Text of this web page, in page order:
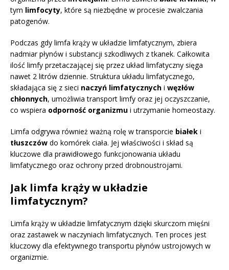
tym limfocyty, które są niezbędne w procesie zwalczania
patogenów.
Podczas gdy limfa krąży w układzie limfatycznym, zbiera
nadmiar płynów i substancji szkodliwych z tkanek. Całkowita
ilość limfy przetaczającej się przez układ limfatyczny sięga
nawet 2 litrów dziennie. Struktura układu limfatycznego,
składająca się z sieci naczyń limfatycznych i węzłów
chłonnych, umożliwia transport limfy oraz jej oczyszczanie,
co wspiera odporność organizmu i utrzymanie homeostazy.
Limfa odgrywa również ważną rolę w transporcie białek i
tłuszczów do komórek ciała. Jej właściwości i skład są
kluczowe dla prawidłowego funkcjonowania układu
limfatycznego oraz ochrony przed drobnoustrojami.
Jak limfa krąży w układzie
limfatycznym?
Limfa krąży w układzie limfatycznym dzięki skurczom mięśni
oraz zastawek w naczyniach limfatycznych. Ten proces jest
kluczowy dla efektywnego transportu płynów ustrojowych w
organizmie.